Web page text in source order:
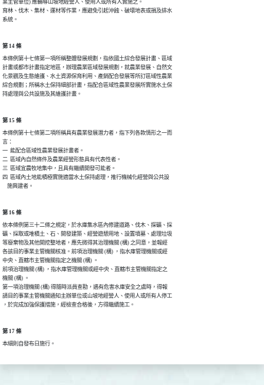
業主管單位) 應輔導山坡地經營人、使用人或所有人實施之。
育林、伐木、集材、運材等作業，應避免引起沖蝕、破壞地表或損及排水
系統。
第 14 條
本條例第十七條第一項所稱整體發展規劃，指依國土綜合發展計畫、區域
計畫或都市計畫指定地區，辦理農業區域發展規劃，就農業發展、自然文
化景觀及生態維護、水土資源保育利用、產銷配合發展等所訂區域性農業
綜合規劃；所稱水土保持細部計畫，指配合區域性農業發展所實施水土保
持處理與公共設施及其維護計畫。
第 15 條
本條例第十七條第二項所稱具有農業發展潛力者，指下列各款情形之一而
言：
一  能配合區域性農業發展計畫者。
二  區域內自然條件及農業經營形態具有代表性者。
三  區域宜農牧地集中，且具有繼續開發可能者。
四  區域內土地能積極實施適當水土保持處理，推行機械化經營與公共設
    施興建者。
第 16 條
依本條例第三十二條之規定，於水庫集水區內修建道路、伐木、探礦、採
礦、採取或堆積土、石、開發建築、經營遊憩用地、設置墳墓、處理垃圾
等廢棄物及其他開挖整地者，應先微得其治理機關 (構) 之同意，並報經
各該目的事業主管機關核准。前項治理機關 (構) ，指水庫管理機關或經
中央、直轄市主管機關指定之機關 (構) 。
前項治理機關 (構) ，指水庫管理機關或經中央、直轄市主管機關指定之
機關 (構) 。
第一項治理機關 (構) 得隨時派員查勘，遇有危害水庫安全之虞時，得報
請目的事業主管機關通知主辦單位或山坡地經營人、使用人或所有人停工
，於完成加強保護措施，經檢查合格後，方得繼續施工。
第 17 條
本細則自發布日施行。